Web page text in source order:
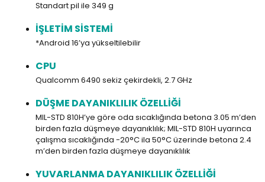
Standart pil ile 349 g
İŞLETİM SİSTEMİ
*Android 16’ya yükseltilebilir
CPU
Qualcomm 6490 sekiz çekirdekli, 2.7 GHz
DÜŞME DAYANIKLILIK ÖZELLİĞİ
MIL-STD 810H’ye göre oda sıcaklığında betona 3.05 m’den
birden fazla düşmeye dayanıklılık; MIL-STD 810H uyarınca
çalışma sıcaklığında -20°C ila 50°C üzerinde betona 2.4
m’den birden fazla düşmeye dayanıklılık
YUVARLANMA DAYANIKLILIK ÖZELLİĞİ